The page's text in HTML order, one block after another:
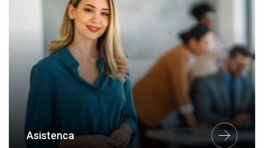
Asistenca